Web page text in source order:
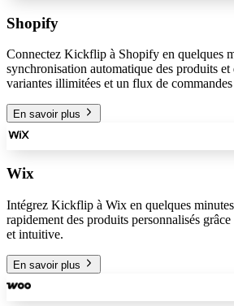
Shopify
Connectez Kickflip à Shopify en quelques
synchronisation automatique des produits et
variantes illimitées et un flux de
En savoir plus
Wix
Intégrez Kickflip à Wix en quelques
rapidement des produits personnalisés
et intuitive.
En savoir plus